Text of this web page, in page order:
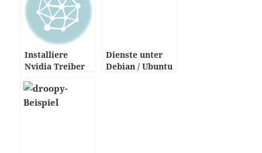
Installiere
Nvidia Treiber
HowTo
Dienste unter
Debian / Ubuntu